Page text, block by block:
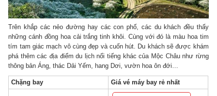
Trên khắp các nẻo đường hay các con phố, các du khách đều thấy
những cánh đồng hoa cải trắng tinh khôi. Cùng với đó là màu hoa tim
tím tam giác mạch vô cùng đẹp và cuốn hút. Du khách sẽ được khám
phá thêm các địa điểm du lịch nổi tiếng khác của Mộc Châu như rừng
thông bản Áng, thác Dải Yếm, hang Dơi, vườn hoa ôn đới…
Chặng bay Giá vé máy bay rẻ nhất